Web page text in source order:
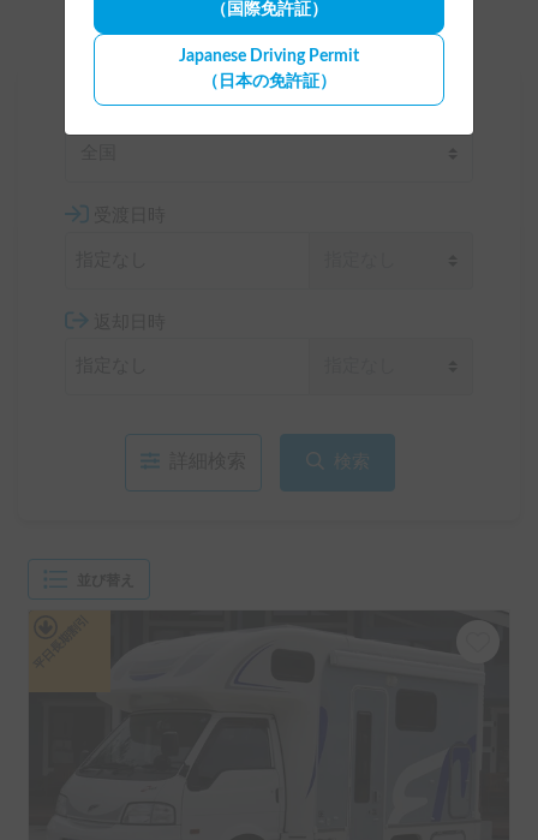
（国際免許証）
Japanese Driving Permit
（日本の免許証）
場所
検索